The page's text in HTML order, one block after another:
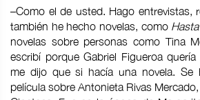
–Como el de usted. Hago entrevistas,
también he hecho novelas, como
novelas sobre personas como Tina
escribí porque Gabriel Figueroa
me dijo que si hacía una novela. Se
película sobre Antonieta Rivas